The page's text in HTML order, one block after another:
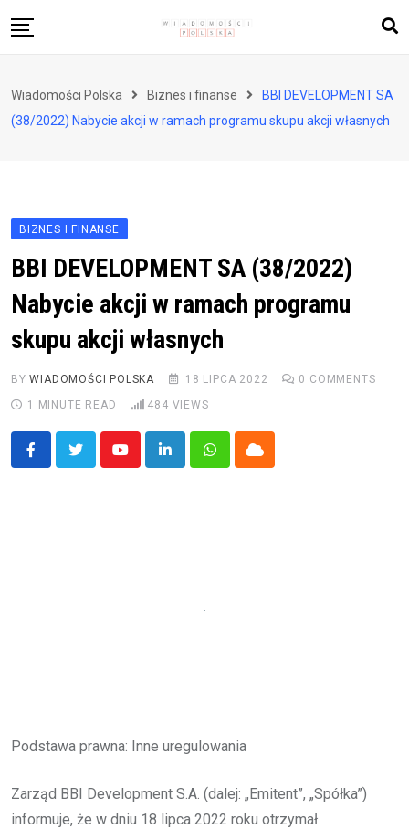
to
Zdrowie i styl życia
Wiadomości Polska Biznes i finanse
BBI DEVELOPMENT SA
(38/2022) Nabycie akcji w ramach programu skupu akcji własnych
BIZNES I FINANSE
BBI DEVELOPMENT SA (38/2022)
Nabycie akcji w ramach programu
skupu akcji własnych
BYWIADOMOŚCI POLSKA 18 LIPCA 2022 0 COMMENTS
1 MINUTE READ
484 VIEWS
YoutubeLinkedInWhatsappCloud
Podstawa prawna: Inne uregulowania
Zarząd BBI Development S.A. (dalej: „Emitent”, „Spółka”)
informuje, że w dniu 18 lipca 2022 roku otrzymał